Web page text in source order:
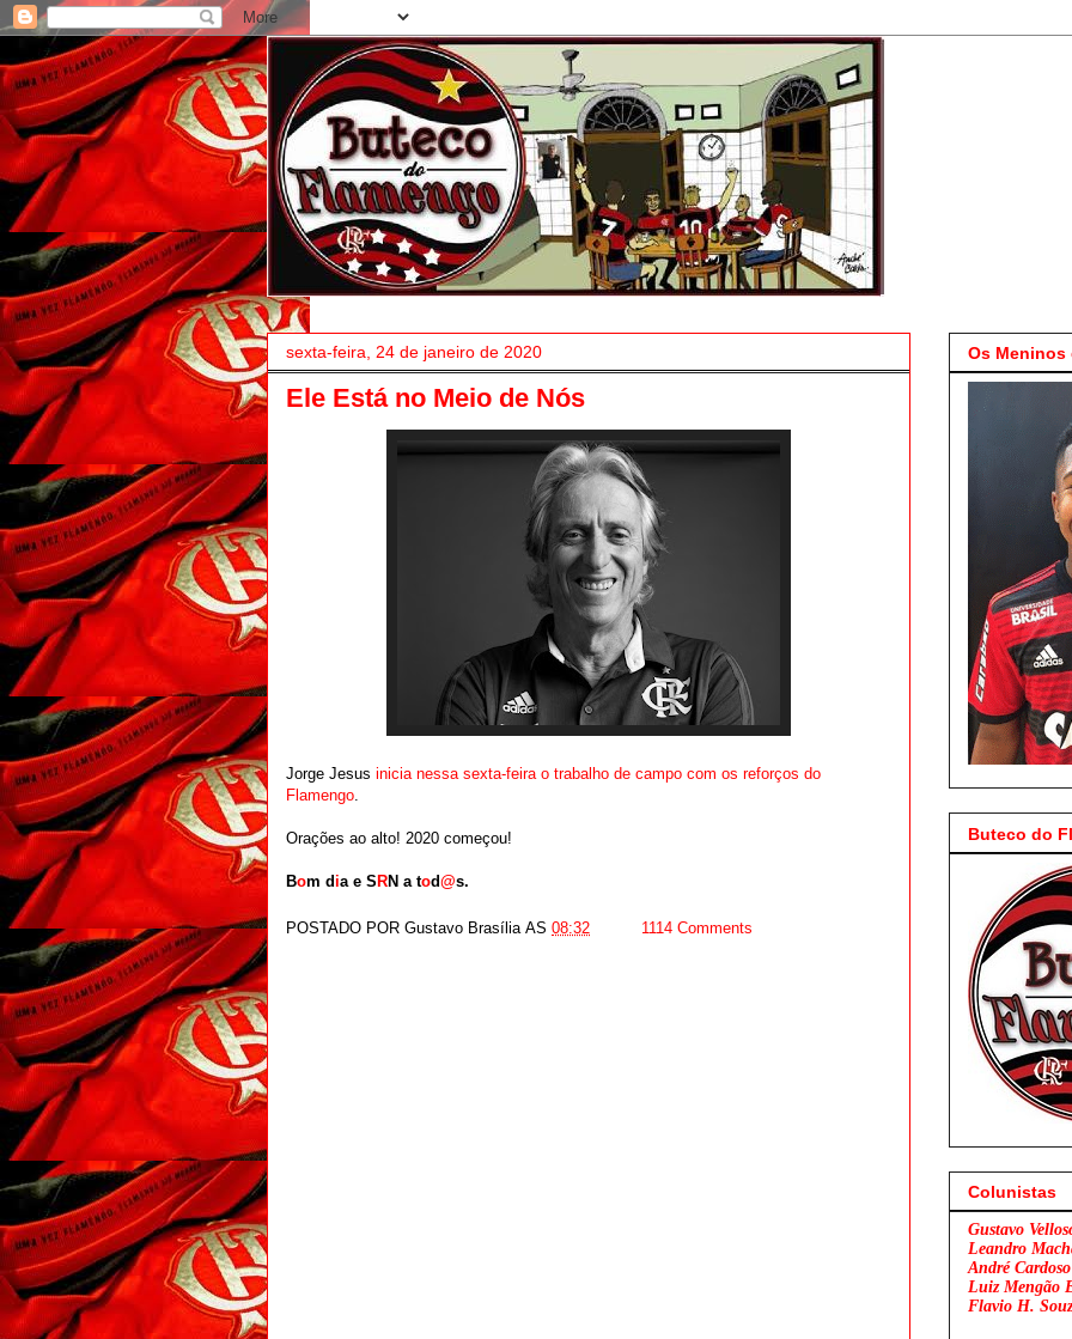
sexta-feira, 24 de janeiro de 2020
Ele Está no Meio de Nós
Jorge Jesus inicia nessa sexta-feira o trabalho de campo com os reforços do
Flamengo.
Orações ao alto! 2020 começou!
Bom dia e S RN a tod@s.
POSTADO POR Gustavo Brasília AS 08:32 1114 Comments
Os
Buteco do
Colunistas
Gustavo
Leandro
André Cardoso
Luiz Mengão
Flavio H.